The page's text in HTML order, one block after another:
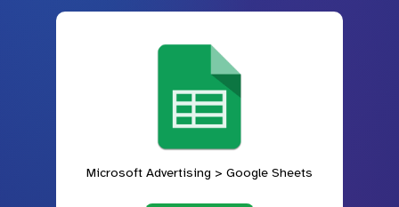
Microsoft Advertising > Google Sheets